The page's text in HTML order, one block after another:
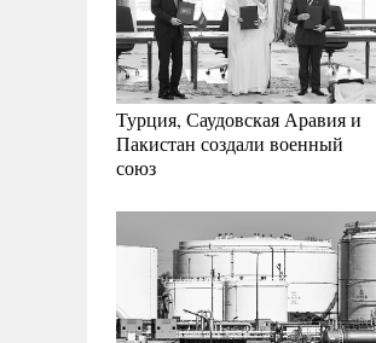
Турция, Саудовская Аравия и
Пакистан создали военный
союз